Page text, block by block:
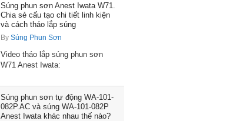
Súng phun sơn Anest Iwata W71.
Chia sẻ cấu tạo chi tiết linh kiện
và cách tháo lắp súng
By Súng Phun Sơn
Video tháo lắp súng phun sơn
W71 Anest Iwata:
Súng phun sơn tự động WA-101-
082P.AC và súng WA-101-082P
Anest Iwata khác nhau thế nào?